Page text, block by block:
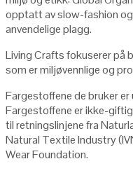
opptatt av slow-fashion
anvendelige plagg.
Living Crafts fokuserer
som er miljøvennlige og
Fargestoffene de bruker
Fargestoffene er ikke-
til retningslinjene fra
Natural Textile Industry
Wear Foundation.